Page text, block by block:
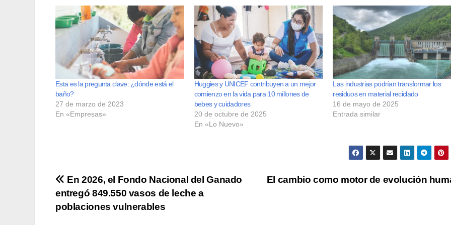
Esta es la pregunta clave: ¿dónde está el
baño?
27 de marzo de 2023
En «Empresas»
Huggies y UNICEF contribuyen a un mejor
comienzo en la vida para 10 millones de
bebes y cuidadores
20 de octubre de 2025
En «Lo Nuevo»
Las industrias podrían transformar los
residuos en material reciclado
16 de mayo de 2025
Entrada similar
Navegación
de
El cambio como motor de evolución
En 2026, el Fondo Nacional del Ganado
entregó 849.550 vasos de leche a
poblaciones vulnerables